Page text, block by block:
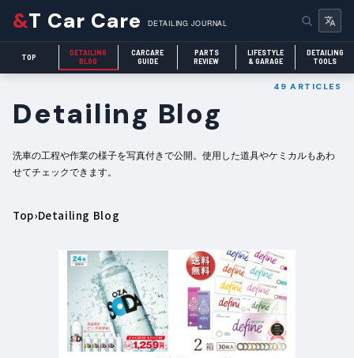
&T Car Care DETAILING JOURNAL
TOP
DETAILING
BLOG
CARCARE
GUIDE
PARTS
REVIEW
LIFESTYLE
& GARAGE
DETAILING
TOOLS
Detailing Blog
洗車の工程や作業の様子を写真付きで公開。使用した道具やケミカルもあわ
せてチェックできます。
49 ARTICLES
Top›Detailing Blog